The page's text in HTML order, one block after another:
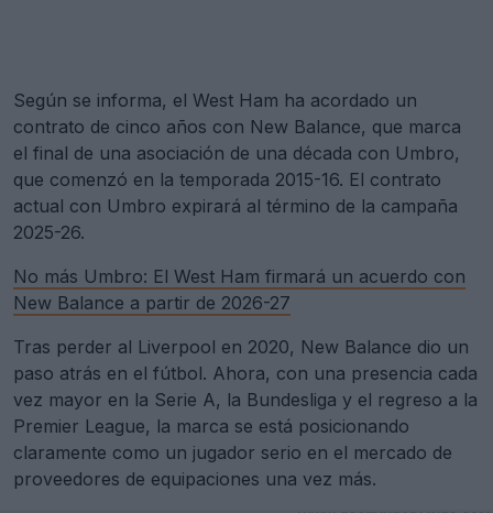
Según se informa, el West Ham ha acordado un
contrato de cinco años con New Balance, que marca
el final de una asociación de una década con Umbro,
que comenzó en la temporada 2015-16. El contrato
actual con Umbro expirará al término de la campaña
2025-26.
No más Umbro: El West Ham firmará un acuerdo con
New Balance a partir de 2026-27
Tras perder al Liverpool en 2020, New Balance dio un
paso atrás en el fútbol. Ahora, con una presencia cada
vez mayor en la Serie A, la Bundesliga y el regreso a la
Premier League, la marca se está posicionando
claramente como un jugador serio en el mercado de
proveedores de equipaciones una vez más.